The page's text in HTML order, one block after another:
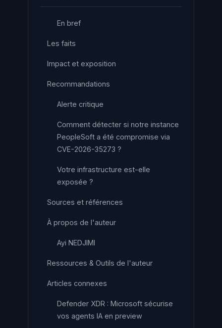
En bref
Les faits
Impact et exposition
Recommandations
Alerte critique
Comment détecter si notre instance
PeopleSoft a été compromise via
CVE-2026-35273 ?
Votre infrastructure est-elle
exposée ?
Sources et références
À propos de l'auteur
Ayi NEDJIMI
Ressources & Outils de l'auteur
Articles connexes
Defender XDR : Microsoft sécurise
vos agents IA en preview